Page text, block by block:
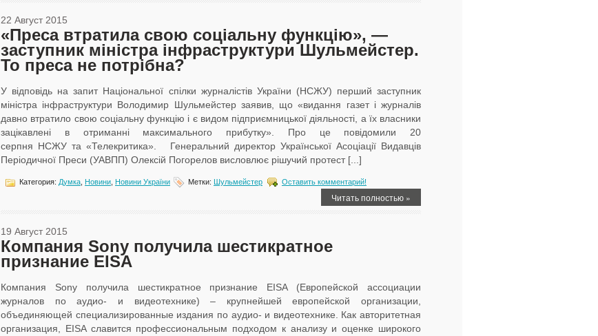
22 Август 2015
«Преса втратила свою соціальну функцію», —
заступник міністра інфраструктури Шульмейстер.
То преса не потрібна?
У відповідь на запит Національної спілки журналістів України (НСЖУ) перший заступник
міністра інфраструктури Володимир Шульмейстер заявив, що «видання газет і журналів
давно втратило свою соціальну функцію і є видом підприємницької діяльності, а їх власники
зацікавлені в отриманні максимального прибутку». Про це повідомили 20
серпня НСЖУ та «Телекритика». Генеральний директор Української Асоціації Видавців
Періодичної Преси (УАВПП) Олексій Погорелов висловлює рішучий протест [...]
Категория: Думка Новини Новини України Метки: Шульмейстер Оставить комментарий!
Читать полностью »
19 Август 2015
Компания Sony получила шестикратное
признание EISA
Компания Sony получила шестикратное признание EISA (Европейской ассоциации
журналов по аудио- и видеотехнике) – крупнейшей европейской организации,
объединяющей специализированные издания по аудио- и видеотехнике. Как авторитетная
организация, EISA славится профессиональным подходом к анализу и оценке широкого